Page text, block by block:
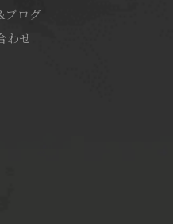
ブログ
わせ